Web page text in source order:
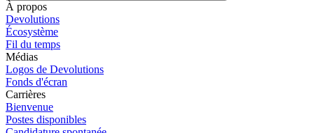
À propos
Devolutions
Écosystème
Fil du temps
Médias
Logos de Devolutions
Fonds d'écran
Carrières
Bienvenue
Postes disponibles